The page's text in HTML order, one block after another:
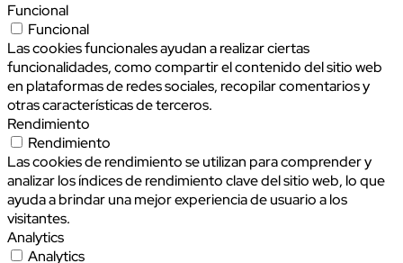
Funcional
Funcional
Las cookies funcionales ayudan a realizar ciertas
funcionalidades, como compartir el contenido del sitio web
en plataformas de redes sociales, recopilar comentarios y
otras características de terceros.
Rendimiento
Rendimiento
Las cookies de rendimiento se utilizan para comprender y
analizar los índices de rendimiento clave del sitio web, lo que
ayuda a brindar una mejor experiencia de usuario a los
visitantes.
Analytics
Analytics